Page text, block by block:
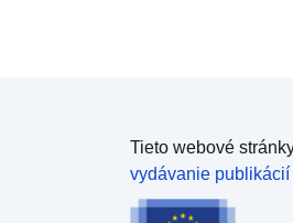
Tieto webové
vydávanie